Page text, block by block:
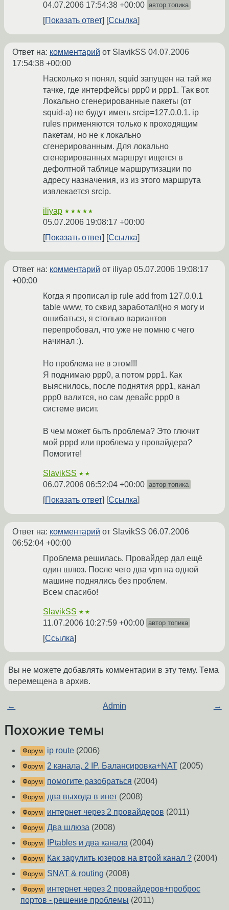
04.07.2006 17:54:38 +00:00 автор топика
Показать ответ Ссылка
Ответ на: комментарий от SlavikSS 04.07.2006
17:54:38 +00:00
Насколько я понял, squid запущен на тай же
тачке, где интерфейсы ppp0 и ppp1. Так вот.
Локально сгенерированные пакеты (от
squid-а) не будут иметь srcip=127.0.0.1. ip
rules применяются только к проходящим
пакетам, но не к локально
сгенерированным. Для локально
сгенерированных маршрут ищется в
дефолтной таблице маршрутизации по
адресу назначения, из из этого маршрута
извлекается srcip.
iliyap ★★★★★
05.07.2006 19:08:17 +00:00
Показать ответ
Ссылка
Ответ на: комментарий от iliyap 05.07.2006 19:08:17
+00:00
Когда я прописал ip rule add from 127.0.0.1
table www, то сквид заработал!(но я могу и
ошибаться, я столько вариантов
перепробовал, что уже не помню с чего
начинал :).
Но проблема не в этом!!!
Я поднимаю ppp0, а потом ppp1. Как
выяснилось, после поднятия ppp1, канал
ppp0 валится, но сам девайс ppp0 в
системе висит.
В чем может быть проблема? Это глючит
мой pppd или проблема у провайдера?
Помогите!
SlavikSS ★★
06.07.2006 06:52:04 +00:00 автор топика
Показать ответ Ссылка
Ответ на: комментарий от SlavikSS 06.07.2006
06:52:04 +00:00
Проблема решилась. Провайдер дал ещё
один шлюз. После чего два vpn на одной
машине поднялись без проблем.
Всем спасибо!
SlavikSS ★★
11.07.2006 10:27:59 +00:00 автор топика
Ссылка
Вы не можете добавлять комментарии в эту тему. Тема
перемещена в архив.
← Admin →
Похожие темы
Форум ip route (2006)
Форум 2 канала, 2 IP. Балансировка+NAT (2005)
Форум помогите разобраться (2004)
Форум два выхода в инет (2008)
Форум интернет через 2 провайдеров (2011)
Форум Два шлюза (2008)
Форум IPtables и два канала (2004)
Форум Как зарулить юзеров на втрой канал ? (2004)
Форум SNAT & routing (2008)
Форум
интернет через 2 провайдеров+проброс
портов - решение проблемы (2011)